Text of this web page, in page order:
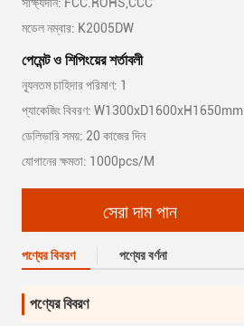
মডেল নম্বার: K2005DW
পেমেন্ট ও শিপিংয়ের শর্তাবলী
ন্যূনতম চাহিদার পরিমাণ: 1
প্যাকেজিং বিবরণ: W1300xD1600xH1650mm
ডেলিভারি সময়: 20 কাজের দিন
যোগানের ক্ষমতা: 1000pcs/M
সেরা দাম পান
পণ্যের বিবরণ পণ্যের বর্ণনা
পণ্যের বিবরণ